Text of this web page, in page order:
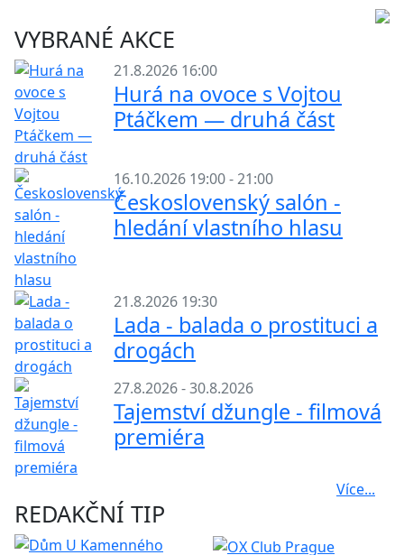
VYBRANÉ AKCE
21.8.2026 16:00
Hurá na ovoce s Vojtou
Ptáčkem — druhá část
16.10.2026 19:00 - 21:00
Československý salón -
hledání vlastního hlasu
21.8.2026 19:30
Lada - balada o prostituci a
drogách
27.8.2026 - 30.8.2026
Tajemství džungle - filmová
premiéra
Více...
REDAKČNÍ TIP